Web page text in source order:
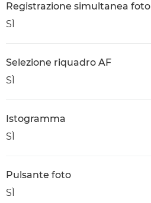
Registrazione simultanea foto
SÌ
Selezione riquadro AF
SÌ
Istogramma
SÌ
Pulsante foto
SÌ